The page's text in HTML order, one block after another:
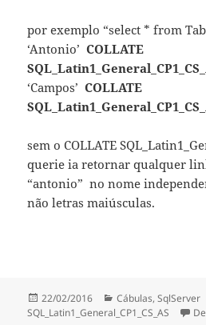
por exemplo “select * from
‘Antonio’COLLATE
‘Campos’COLLATE
sem o COLLATE
querie ia retornar qualquer
“antonio” no nome
não letras maiúsculas.
Publicado
a
22/02/2016 Categorias
Cábulas,SqlServer
SQL_Latin1_General_CP1_CS_AS